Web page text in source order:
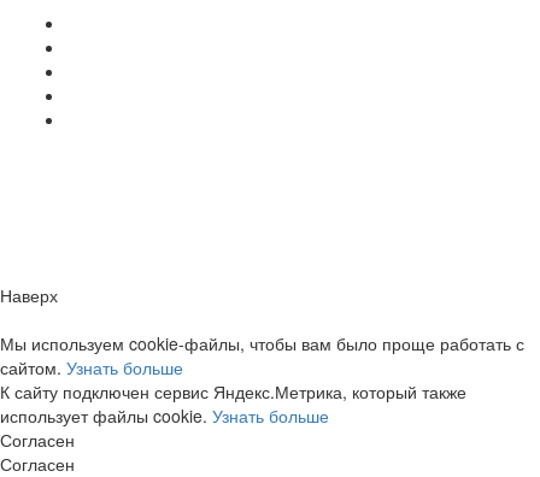
Наверх
Мы используем cookie-файлы, чтобы вам было проще работать с
сайтом. Узнать больше
К сайту подключен сервис Яндекс.Метрика, который также
использует файлы cookie. Узнать больше
Согласен
Согласен